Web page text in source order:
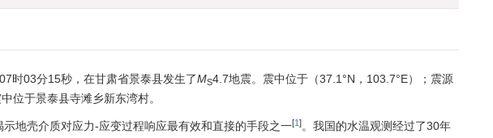
时03分15秒，在甘肃省景泰县发生了MS4.7地震。震中位于（37.1°N，103.7°E）；震源
位于景泰县寺滩乡新东湾村。
示地壳介质对应力-应变过程响应最有效和直接的手段之一[1]。我国的水温观测经过了30年